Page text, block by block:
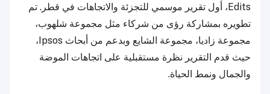
Edits، أول تقرير موسمي للتجزئة والاتجاهات في قطر. تم
تطويره بمشاركة رؤى من شركاء مثل مجموعة شلهوب،
مجموعة زاديا، مجموعة الشايع وبدعم من أبحاث Ipsos،
حيث قدم التقرير نظرة مستقبلية على اتجاهات الموضة
والجمال ونمط الحياة.